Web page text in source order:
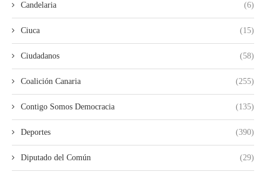
Candelaria (6)
Ciuca (15)
Ciudadanos (58)
Coalición Canaria (255)
Contigo Somos Democracia (135)
Deportes (390)
Diputado del Común (29)